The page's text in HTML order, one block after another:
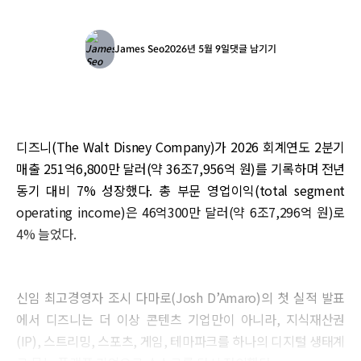
James Seo2026년 5월 9일댓글 남기기
디즈니(The Walt Disney Company)가 2026 회계연도 2분기
매출 251억6,800만 달러(약 36조7,956억 원)를 기록하며 전년
동기 대비 7% 성장했다. 총 부문 영업이익(total segment
operating income)은 46억300만 달러(약 6조7,296억 원)로
4% 늘었다.
신임 최고경영자 조시 다마로(Josh D’Amaro)의 첫 실적 발표
에서 디즈니는 더 이상 콘텐츠 기업만이 아니라, 지식재산권
(IP), 스트리밍, 스포츠, 게임, 테마파크를 하나의 디지털 생태계